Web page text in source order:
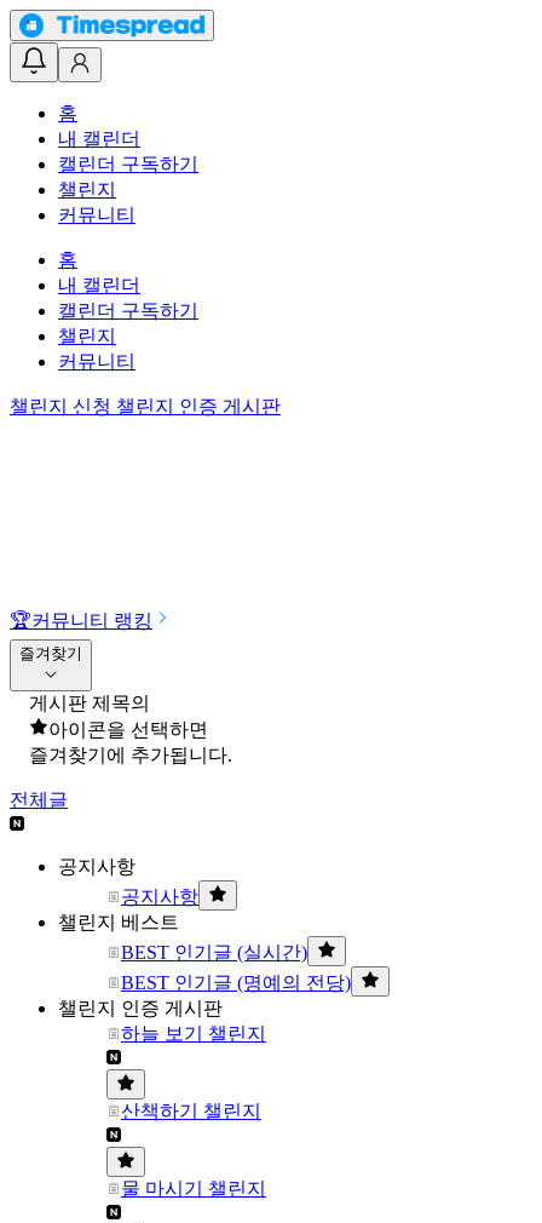
홈
내 캘린더
캘린더 구독하기
챌린지
커뮤니티
홈
내 캘린더
캘린더 구독하기
챌린지
커뮤니티
챌린지 신청 챌린지 인증 게시판
🏆커뮤니티 랭킹
즐겨찾기
게시판 제목의
아이콘을 선택하면
즐겨찾기에 추가됩니다.
전체글
공지사항
공지사항
챌린지 베스트
BEST 인기글 (실시간)
BEST 인기글 (명예의 전당)
챌린지 인증 게시판
하늘 보기 챌린지
산책하기 챌린지
물 마시기 챌린지